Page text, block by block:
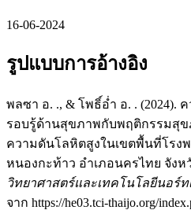
16-06-2024
รูปแบบการอ้างอิง
พลซา อ. ., & โพธิ์อ่ำ อ. . (2024).
รอบรู้ด้านสุขภาพกับพฤติกรรมสุ
ความดันโลหิตสูงในเขตพื้นที่โรง
หนองกะท้าว อำเภอนครไทย จัง
วิทยาศาสตร์และเทคโนโลยีนอร์ท
จาก https://he03.tci-thaijo.org/